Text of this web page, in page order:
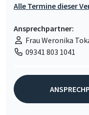
Alle Termine dieser
Ansprechpartner:
Frau Weronika
09341 803 1041